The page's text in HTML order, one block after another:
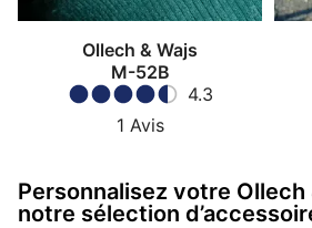
Ollech & Wajs
M-52B
4.3
1 Avis
Personnalisez votre Ollech
notre sélection